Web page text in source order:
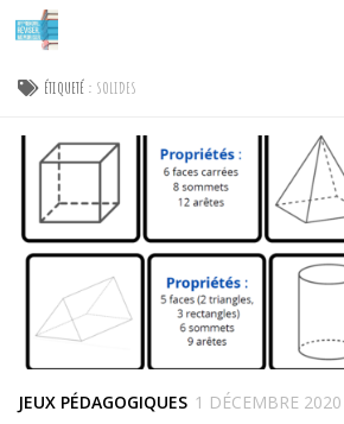
Skip to content
ÉTIQUETÉ : SOLIDES
JEUX PÉDAGOGIQUES 1 DÉCEMBRE 2020